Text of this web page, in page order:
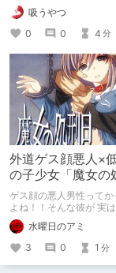
吸うやつ
0
0 4 分
外道ゲス顔悪人×
の子少女「魔女
前編」
ゲス顔の悪人男性って
よね！！そんな彼が 実
があったりするとキュン
禁飼育作品。それだけじ
わりません！主人公が悪
れ、蹂躙されてレイプさ
好きな人におススメ
水曜日のアミ
3
0 1 分